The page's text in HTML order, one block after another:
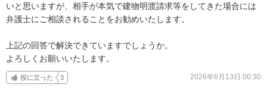
いと思いますが、相手が本気で建物明渡請求等をしてきた場合には
弁護士にご相談されることをお勧めいたします。
上記の回答で解決できていますでしょうか。
よろしくお願いいたします。
役に立った 3 2026年6月13日 00:30